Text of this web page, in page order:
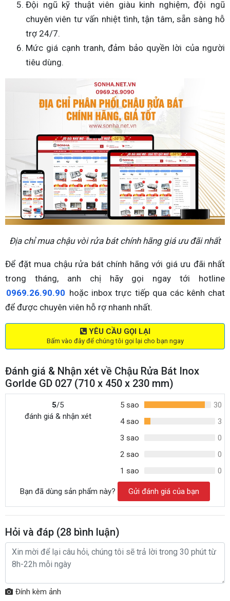
Đội ngũ kỹ thuật viên giàu kinh nghiệm, đội ngũ
chuyên viên tư vấn nhiệt tình, tận tâm, sẵn sàng hỗ
trợ 24/7.
Mức giá cạnh tranh, đảm bảo quyền lời của người
tiêu dùng.
Địa chỉ mua chậu vòi rửa bát chính hãng giá ưu đãi nhất
Để đặt mua chậu rửa bát chính hãng với giá ưu đãi nhất
trong tháng, anh chị hãy gọi ngay tới hotline
0969.26.90.90 hoặc inbox trực tiếp qua các kênh chat
để được chuyên viên hỗ rợ nhanh nhất.
YÊU CẦU GỌI LẠI
Bấm vào đây để chúng tôi gọi lại cho bạn ngay
Đánh giá & Nhận xét về Chậu Rửa Bát Inox
Gorlde GD 027 (710 x 450 x 230 mm)
5/5
đánh giá & nhận xét
5 sao
30
4 sao
3
3 sao
0
2 sao
0
1 sao
0
Bạn đã dùng sản phẩm này? Gửi đánh giá của bạn
Hỏi và đáp (28 bình luận)
Đính kèm ảnh